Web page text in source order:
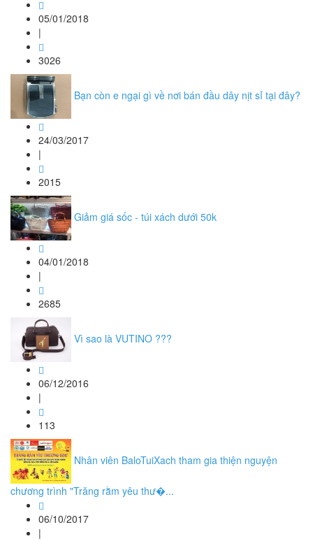
05/01/2018
|
3026
Bạn còn e ngại gì về nơi bán đầu dây nịt sỉ tại đây?
24/03/2017
|
2015
Giảm giá sốc - túi xách dưới 50k
04/01/2018
|
2685
Vì sao là VUTINO ???
06/12/2016
|
113
Nhân viên BaloTuiXach tham gia thiện nguyện
chương trình "Trăng rằm yêu thư�...
06/10/2017
|